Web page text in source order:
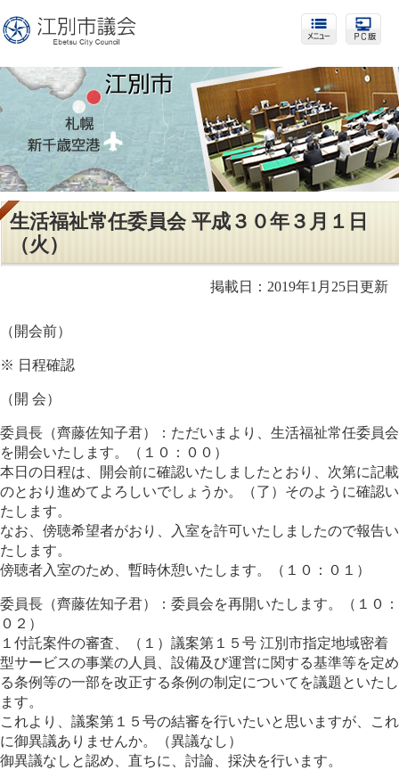
生活福祉常任委員会 平成３０年３月１日
（火）
掲載日：2019年1月25日更新
（開会前）
※ 日程確認
（開 会）
委員長（齊藤佐知子君）：ただいまより、生活福祉常任委員会
を開会いたします。（１０：００）
本日の日程は、開会前に確認いたしましたとおり、次第に記載
のとおり進めてよろしいでしょうか。（了）そのように確認い
たします。
なお、傍聴希望者がおり、入室を許可いたしましたので報告い
たします。
傍聴者入室のため、暫時休憩いたします。（１０：０１）
委員長（齊藤佐知子君）：委員会を再開いたします。（１０：
０２）
１付託案件の審査、（１）議案第１５号 江別市指定地域密着
型サービスの事業の人員、設備及び運営に関する基準等を定め
る条例等の一部を改正する条例の制定についてを議題といたし
ます。
これより、議案第１５号の結審を行いたいと思いますが、これ
に御異議ありませんか。（異議なし）
御異議なしと認め、直ちに、討論、採決を行います。